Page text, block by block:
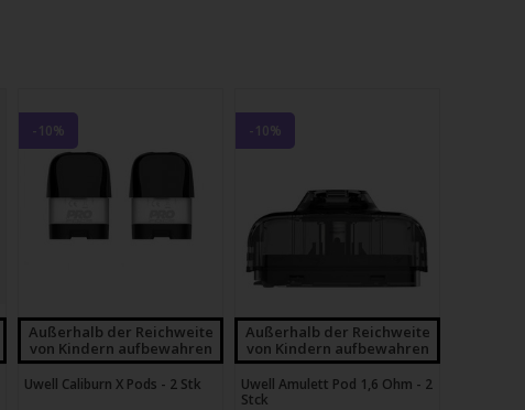
-10%
Außerhalb der Reichweite
von Kindern aufbewahren
Uwell Caliburn X Pods - 2 Stk
-10%
Außerhalb der Reichweite
von Kindern aufbewahren
Uwell Amulett Pod 1,6 Ohm - 2
Stck